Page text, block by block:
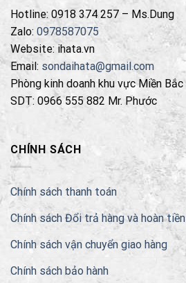
Hotline: 0918 374 257 – Ms.Dung
Zalo: 0978587075
Website: ihata.vn
Email: sondaihata@gmail.com
Phòng kinh doanh khu vực Miền Bắc
SDT: 0966 555 882 Mr. Phước
CHÍNH SÁCH
Chính sách thanh toán
Chính sách Đổi trả hàng và hoàn tiền
Chính sách vận chuyển giao hàng
Chính sách bảo hành